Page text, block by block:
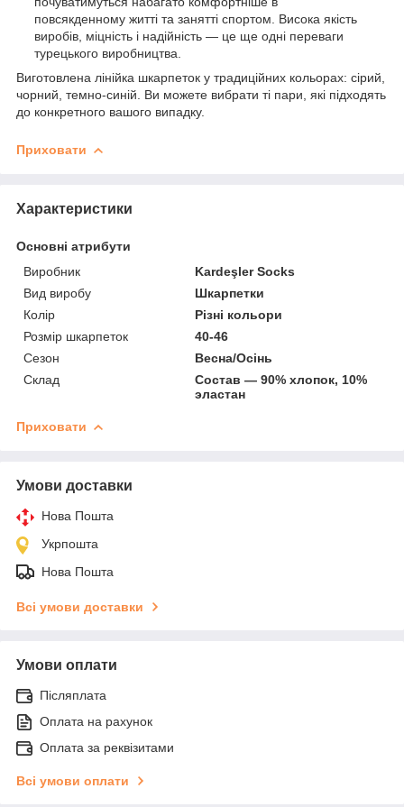
повсякденному житті та занятті спортом. Висока якість
виробів, міцність і надійність — це ще одні переваги
турецького виробництва.
Виготовлена лінійка шкарпеток у традиційних кольорах: сірий,
чорний, темно-синій. Ви можете вибрати ті пари, які підходять
до конкретного вашого випадку.
Приховати
Характеристики
Основні атрибути
Виробник
Kardeşler Socks
Вид виробу
Шкарпетки
Колір
Різні кольори
Розмір шкарпеток
40-46
Сезон
Весна/Осінь
Склад
Состав ― 90% хлопок, 10%
эластан
Приховати
Умови доставки
Нова Пошта
Укрпошта
Нова Пошта
Всі умови доставки
Умови оплати
Післяплата
Оплата на рахунок
Оплата за реквізитами
Всі умови оплати